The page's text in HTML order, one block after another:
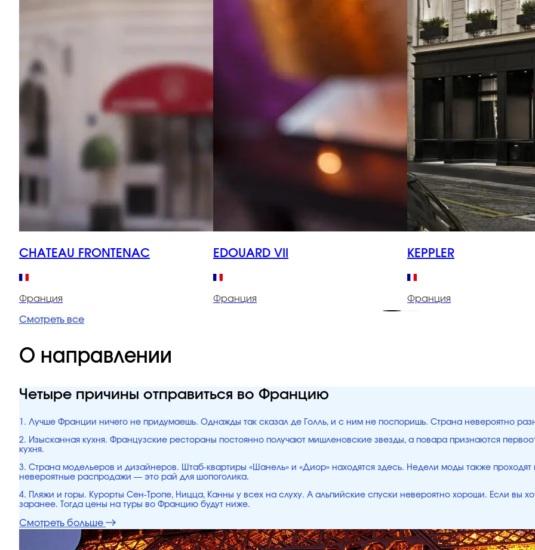
CHATEAU FRONTENAC
Франция
EDOUARD VII
Франция
KEPPLER
Франция
Смотреть все
О направлении
Четыре причины отправиться во Францию
1. Лучше Франции ничего не придумаешь. Однажды так сказал де Голль, и с ним не поспоришь. Страна невероятно
2. Изысканная кухня. Французские рестораны постоянно получают мишленовские звезды, а повара признаются
кухня.
3. Страна модельеров и дизайнеров. Штаб-квартиры «Шанель» и «Диор» находятся здесь. Недели моды также
невероятные распродажи — это рай для шопоголика.
4. Пляжи и горы. Курорты Сен-Тропе, Ницца, Канны у всех на слуху. А альпийские спуски невероятно хороши. Если вы
заранее. Тогда цены на туры во Францию будут ниже.
Смотреть больше